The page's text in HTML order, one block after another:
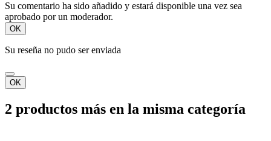
Su comentario ha sido añadido y estará disponible una vez sea
aprobado por un moderador.
OK
Su reseña no pudo ser enviada
OK
2 productos más en la misma categoría